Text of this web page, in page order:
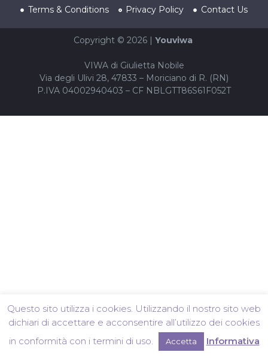
Terms & Conditions Privacy Policy Contact Us
Copyright © 2026 | Youviwa
VIWA di Giulietta Nobile
Via degli Ulivi 28, 47833 – Moriciano di R. (RN)
P.IVA 04002940403 – CF NBLGTT86S61F052T
Questo sito utilizza i cookies. Utilizzando il nostro sito web
dichiari di accettare e acconsentire all’utilizzo dei cookies
in conformità con i termini di uso.
Accetta Informativa